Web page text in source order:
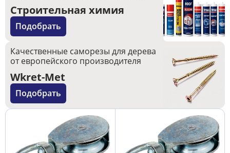
Строительная химия
Подобрать
Качественные саморезы для дерева
от европейского производителя
Wkret-Met
Подобрать